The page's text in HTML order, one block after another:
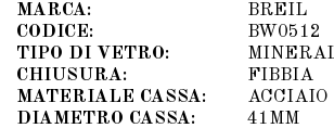
MARCA:
BREIL
CODICE:
BW0512
TIPO DI VETRO:
CHIUSURA:
FIBBIA
MATERIALE CASSA:
ACCIAIO
DIAMETRO CASSA:
41MM